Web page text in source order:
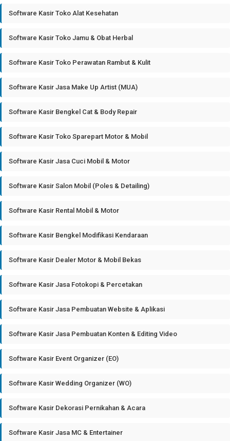
Software Kasir Toko Alat Kesehatan
Software Kasir Toko Jamu & Obat Herbal
Software Kasir Toko Perawatan Rambut & Kulit
Software Kasir Jasa Make Up Artist (MUA)
Software Kasir Bengkel Cat & Body Repair
Software Kasir Toko Sparepart Motor & Mobil
Software Kasir Jasa Cuci Mobil & Motor
Software Kasir Salon Mobil (Poles & Detailing)
Software Kasir Rental Mobil & Motor
Software Kasir Bengkel Modifikasi Kendaraan
Software Kasir Dealer Motor & Mobil Bekas
Software Kasir Jasa Fotokopi & Percetakan
Software Kasir Jasa Pembuatan Website & Aplikasi
Software Kasir Jasa Pembuatan Konten & Editing Video
Software Kasir Event Organizer (EO)
Software Kasir Wedding Organizer (WO)
Software Kasir Dekorasi Pernikahan & Acara
Software Kasir Jasa MC & Entertainer